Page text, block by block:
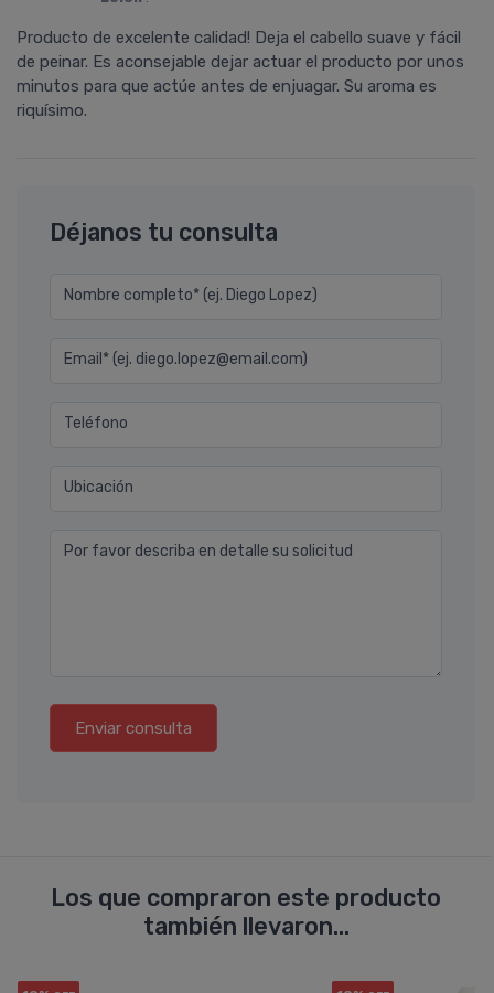
Producto de excelente calidad! Deja el cabello suave y fácil
de peinar. Es aconsejable dejar actuar el producto por unos
minutos para que actúe antes de enjuagar. Su aroma es
riquí­simo.
Déjanos tu consulta
Nombre completo* (ej. Diego Lopez)
Email* (ej. diego.lopez@email.com)
Teléfono
Ubicación
Por favor describa en detalle su solicitud
Enviar consulta
Los que compraron este producto
también llevaron...